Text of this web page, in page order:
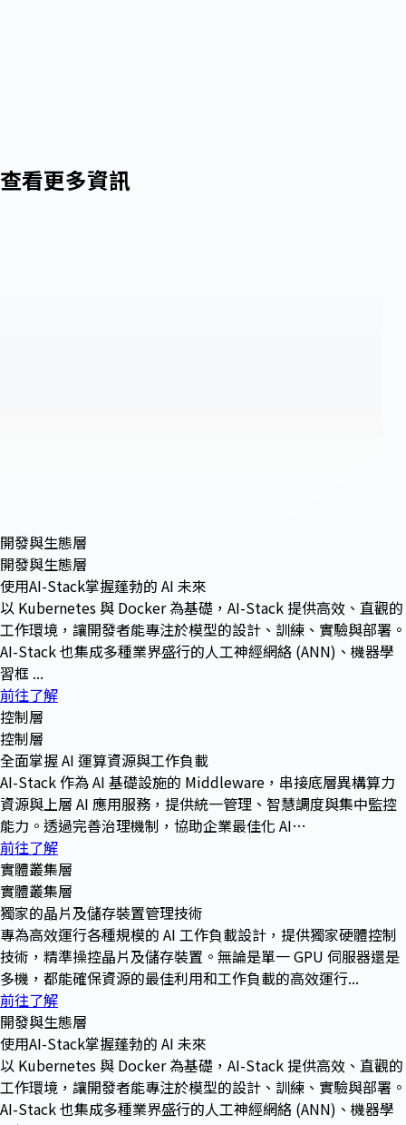
查看更多資訊
開發與生態層
開發與生態層
使用AI-Stack掌握蓬勃的 AI 未來
以 Kubernetes 與 Docker 為基礎，AI-Stack 提供高效、直觀的
工作環境，讓開發者能專注於模型的設計、訓練、實驗與部署。
AI-Stack 也集成多種業界盛行的人工神經網絡 (ANN)、機器學
習框 ...
前往了解
控制層
控制層
全面掌握 AI 運算資源與工作負載
AI-Stack 作為 AI 基礎設施的 Middleware，串接底層異構算力
資源與上層 AI 應用服務，提供統一管理、智慧調度與集中監控
能力。透過完善治理機制，協助企業最佳化 AI…
前往了解
實體叢集層
實體叢集層
獨家的晶片及儲存裝置管理技術
專為高效運行各種規模的 AI 工作負載設計，提供獨家硬體控制
技術，精準操控晶片及儲存裝置。無論是單一 GPU 伺服器還是
多機，都能確保資源的最佳利用和工作負載的高效運行...
前往了解
開發與生態層
使用AI-Stack掌握蓬勃的 AI 未來
以 Kubernetes 與 Docker 為基礎，AI-Stack 提供高效、直觀的
工作環境，讓開發者能專注於模型的設計、訓練、實驗與部署。
AI-Stack 也集成多種業界盛行的人工神經網絡 (ANN)、機器學